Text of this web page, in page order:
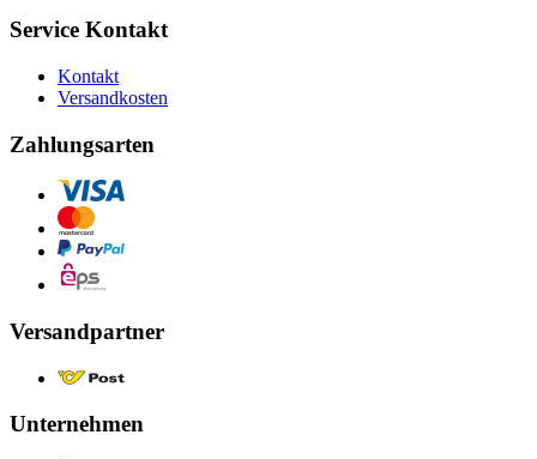
Service Kontakt
Kontakt
Versandkosten
Zahlungsarten
Versandpartner
Unternehmen